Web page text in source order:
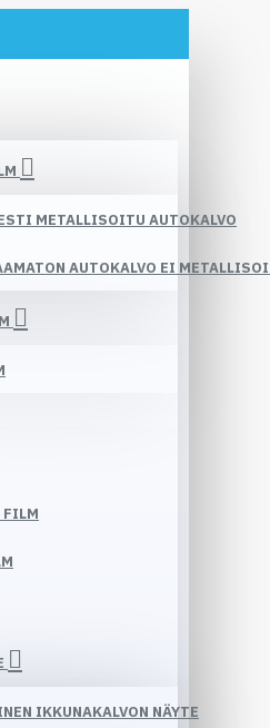
METALLISOITU AUTOKALVO
AUTOKALVO EI
FILM
IKKUNAKALVON NÄYTE